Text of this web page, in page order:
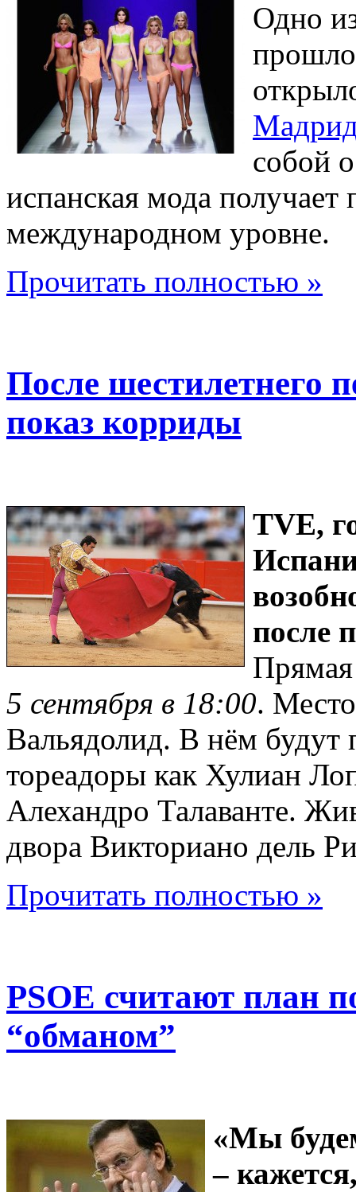
Одно
собой
испанская мода
международном уровне.
Прочитать полностью »
После шестилетнего
показ корриды
TVE,
после
Прямая
5 сентября в 18:00.
Вальядолид. В нём будут
тореадоры как Хулиан
Алехандро Талаванте.
двора Викториано дель
Прочитать полностью »
PSOE считают план
“обманом”
«Мы
–